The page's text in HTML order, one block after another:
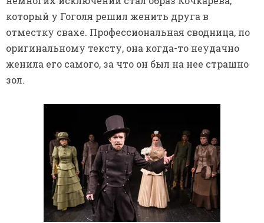
который у Гоголя решил женить друга в
отместку свахе. Профессиональная сводница, по
оригинальному тексту, она когда-то неудачно
женила его самого, за что он был на нее страшно
зол.